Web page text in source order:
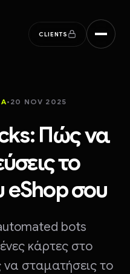
CLIENTS
• 20 NOV 2025
Πώς να
το
eShop σου
bots
κάρτες στο
σταματήσεις το